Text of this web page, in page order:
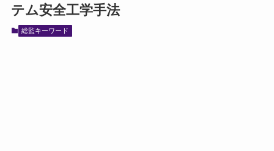
テム安全工学手法
総監キーワード